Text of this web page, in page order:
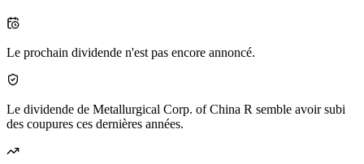
Le prochain dividende n'est pas encore annoncé.
Le dividende de Metallurgical Corp. of China R semble avoir subi
des coupures ces dernières années.